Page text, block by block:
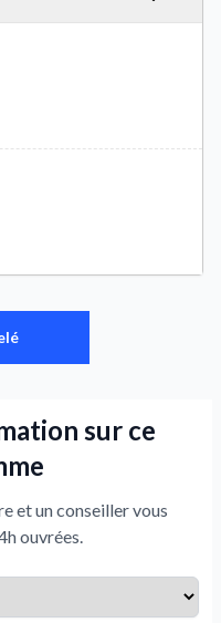
sur ce
et un conseiller vous
ouvrées.